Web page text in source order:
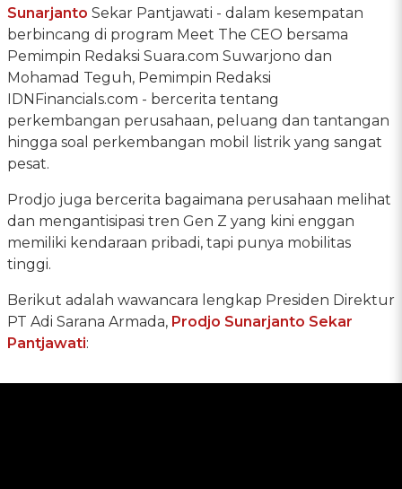
Sunarjanto Sekar Pantjawati - dalam kesempatan
berbincang di program Meet The CEO bersama
Pemimpin Redaksi Suara.com Suwarjono dan
Mohamad Teguh, Pemimpin Redaksi
IDNFinancials.com - bercerita tentang
perkembangan perusahaan, peluang dan tantangan
hingga soal perkembangan mobil listrik yang sangat
pesat.
Prodjo juga bercerita bagaimana perusahaan melihat
dan mengantisipasi tren Gen Z yang kini enggan
memiliki kendaraan pribadi, tapi punya mobilitas
tinggi.
Berikut adalah wawancara lengkap Presiden Direktur
PT Adi Sarana Armada, Prodjo Sunarjanto Sekar
Pantjawati: